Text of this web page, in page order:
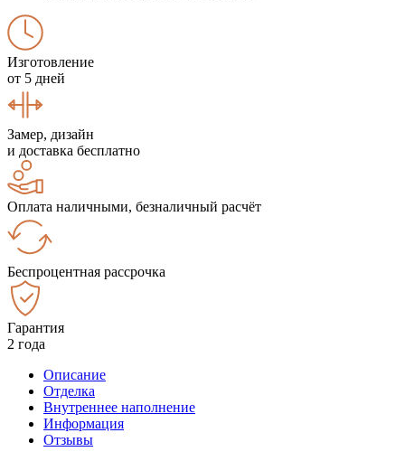
Изготовление
от 5 дней
Замер, дизайн
и доставка бесплатно
Оплата наличными, безналичный расчёт
Беспроцентная рассрочка
Гарантия
2 года
Описание
Отделка
Внутреннее наполнение
Информация
Отзывы